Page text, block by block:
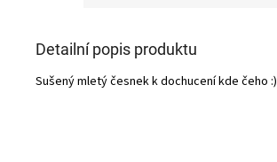
Detailní popis produktu
Sušený mletý česnek k dochucení kde čeho :)